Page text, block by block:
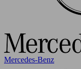
Mercedes-Benz